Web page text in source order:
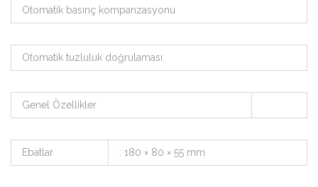
Otomatik basınç kompanzasyonu
Otomatik tuzluluk doğrulaması
Genel Özellikler
Ebatlar : 180 × 80 × 55 mm